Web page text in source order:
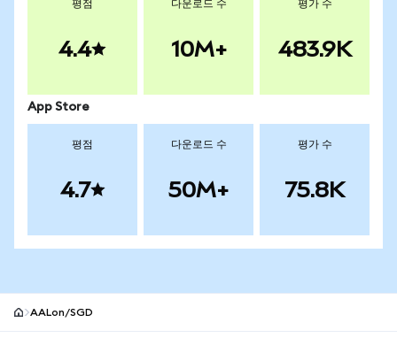
평점
4.4
다운로드 수
10M+
평가 수
483.9K
App Store
평점
4.7
다운로드 수
50M+
평가 수
75.8K
AALon/SGD